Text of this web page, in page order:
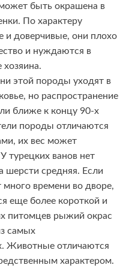
быть окрашена в
По характеру
и доверчивые, они плохо
и нуждаются в
хозяина.
этой породы уходят в
но распространение
ближе к концу 90-х
породы отличаются
их вес может
турецких ванов нет
шерсти средняя. Если
времени во дворе,
еще более короткой и
питомцев рыжий окрас
самых
Животные отличаются
характером.